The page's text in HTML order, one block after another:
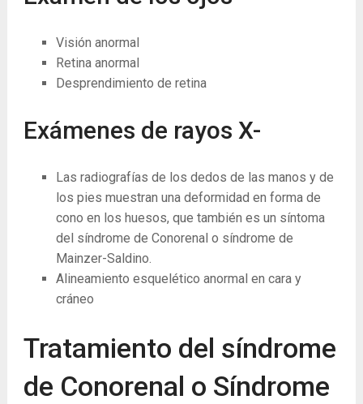
Visión anormal
Retina anormal
Desprendimiento de retina
Exámenes de rayos X-
Las radiografías de los dedos de las manos y de
los pies muestran una deformidad en forma de
cono en los huesos, que también es un síntoma
del síndrome de Conorenal o síndrome de
Mainzer-Saldino.
Alineamiento esquelético anormal en cara y
cráneo
Tratamiento del síndrome
de Conorenal o Síndrome